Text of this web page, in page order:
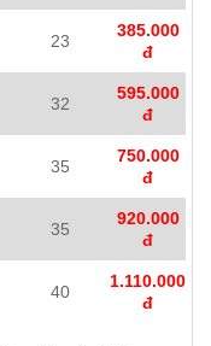
23
385.000
đ
32
595.000
đ
35
750.000
đ
35
920.000
đ
40
1.110.000
đ